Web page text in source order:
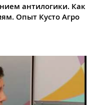
антилогики. Как
Опыт Кусто Агро